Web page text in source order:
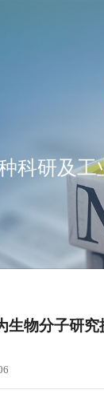
科研及工
生物分子研究